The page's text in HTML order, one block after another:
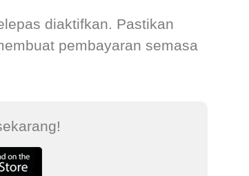
diaktifkan. Pastikan
pembayaran semasa